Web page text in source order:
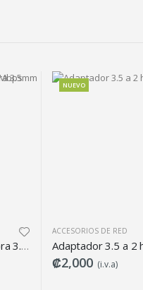
Adaptador 3.5 a 2 hembra 3.5mm
NUEVO
ACCESORIOS DE RED
₡2,000 (i.v.a)